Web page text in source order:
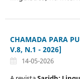
CHAMADA PARA
V.8, N.1 - 2026]
14-05-2026